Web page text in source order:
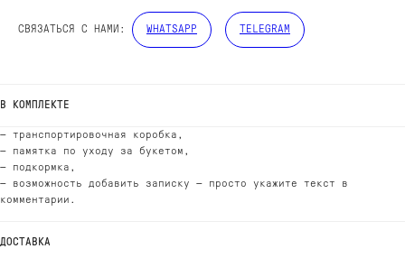
СВЯЗАТЬСЯ С НАМИ: WHATSAPP TELEGRAM
В КОМПЛЕКТЕ
— транспортировочная коробка,
— памятка по уходу за букетом,
— подкормка,
— возможность добавить записку — просто укажите текст в
комментарии.
ДОСТАВКА